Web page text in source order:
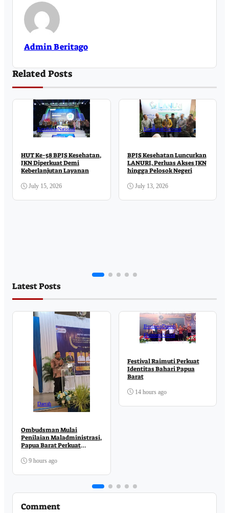
Admin Beritago
Related Posts
KesehatanNational
HUT Ke-58 BPJS Kesehatan,
JKN Diperkuat Demi
Keberlanjutan Layanan
July 15, 2026
KesehatanNational
BPJS Kesehatan Luncurkan
LANURI, Perluas Akses JKN
hingga Pelosok Negeri
July 13, 2026
Latest Posts
Daerah
Ombudsman Mulai
Penilaian Maladministrasi,
Papua Barat Perkuat
Publik
9 hours ago
BusinessDaerah
EkonomiSosial
Festival Raimuti Perkuat
Identitas Bahari Papua
Barat
14 hours ago
Comment